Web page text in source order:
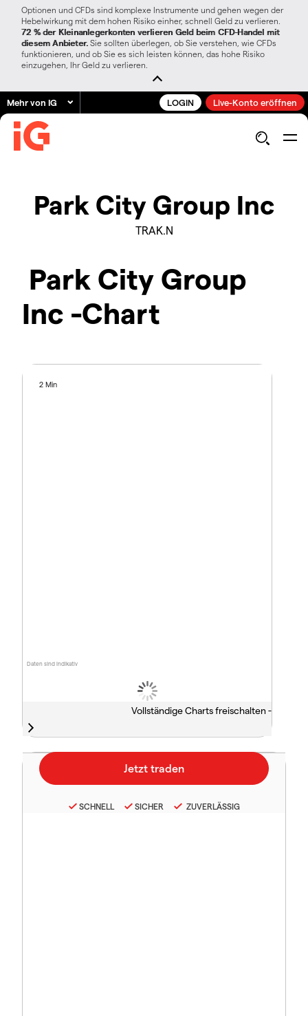
Optionen und CFDs sind komplexe Instrumente und gehen wegen der
Hebelwirkung mit dem hohen Risiko einher, schnell Geld zu verlieren.
72 % der Kleinanlegerkonten verlieren Geld beim CFD-Handel mit
diesem Anbieter. Sie sollten überlegen, ob Sie verstehen, wie CFDs
funktionieren, und ob Sie es sich leisten können, das hohe Risiko
einzugehen, Ihr Geld zu verlieren.
Mehr von IG LOGIN Live-Konto eröffnen
Park City Group Inc
TRAK.N
Park City Group
Inc -Chart
Daten sind indikativ
2 Min
Vollständige Charts freischalten -
SCHNELL SICHER ZUVERLÄSSIG